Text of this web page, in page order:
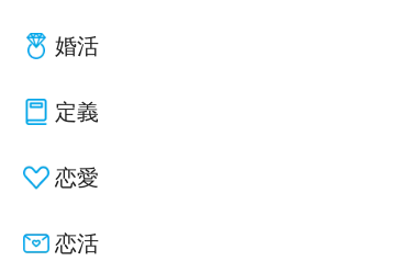
婚活
定義
恋愛
恋活